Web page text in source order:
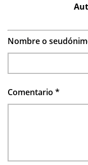
Nombre o
Comentario *